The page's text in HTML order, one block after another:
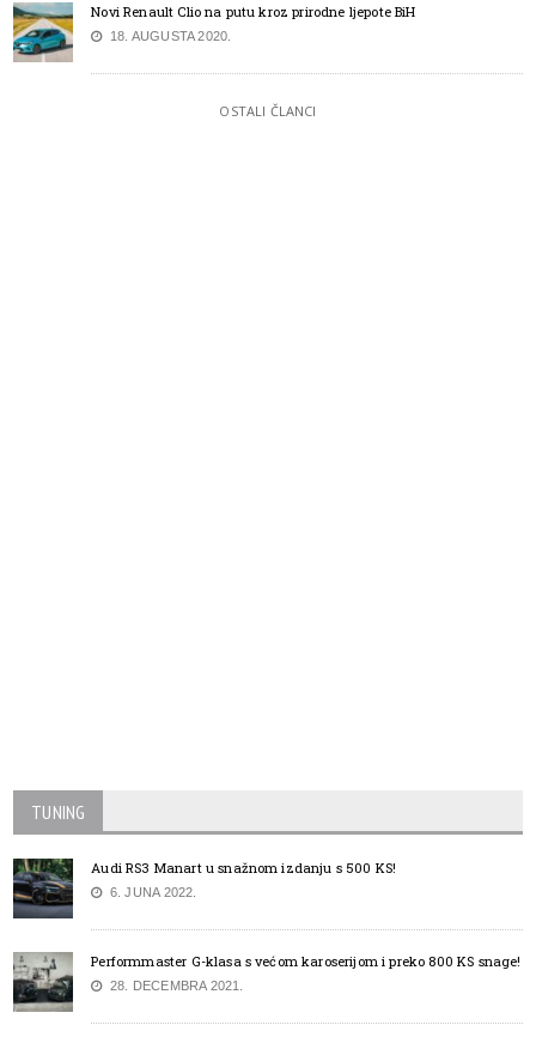
Novi Renault Clio na putu kroz prirodne ljepote BiH
18. AUGUSTA 2020.
OSTALI ČLANCI
TUNING
Audi RS3 Manart u snažnom izdanju s 500 KS!
6. JUNA 2022.
Performmaster G-klasa s većom karoserijom i preko 800 KS snage!
28. DECEMBRA 2021.